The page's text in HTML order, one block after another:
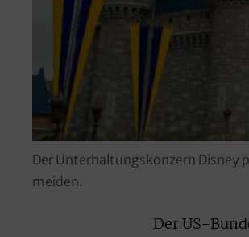
Der Unterhaltungskonzern Disney
meiden.
Der US-